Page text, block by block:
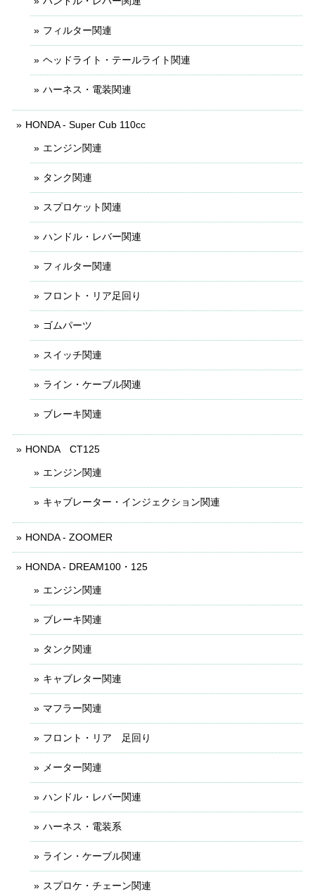
フィルター関連
ヘッドライト・テールライト関連
ハーネス・電装関連
HONDA - Super Cub 110cc
エンジン関連
タンク関連
スプロケット関連
ハンドル・レバー関連
フィルター関連
フロント・リア足回り
ゴムパーツ
スイッチ関連
ライン・ケーブル関連
ブレーキ関連
HONDA CT125
エンジン関連
キャブレーター・インジェクション関連
HONDA - ZOOMER
HONDA - DREAM100・125
エンジン関連
ブレーキ関連
タンク関連
キャブレター関連
マフラー関連
フロント・リア 足回り
メーター関連
ハンドル・レバー関連
ハーネス・電装系
ライン・ケーブル関連
スプロケ・チェーン関連